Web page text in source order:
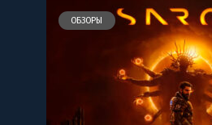
ОБЗОРЫ